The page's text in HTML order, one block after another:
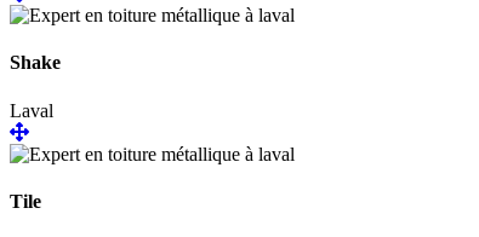
Shake
Laval
Tile